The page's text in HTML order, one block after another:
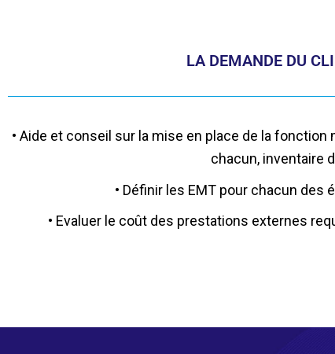
LA DEMANDE DU
• Aide et conseil sur la mise en place de la
chacun, inventaire
• Définir les EMT pour chacun
• Evaluer le coût des prestations externes